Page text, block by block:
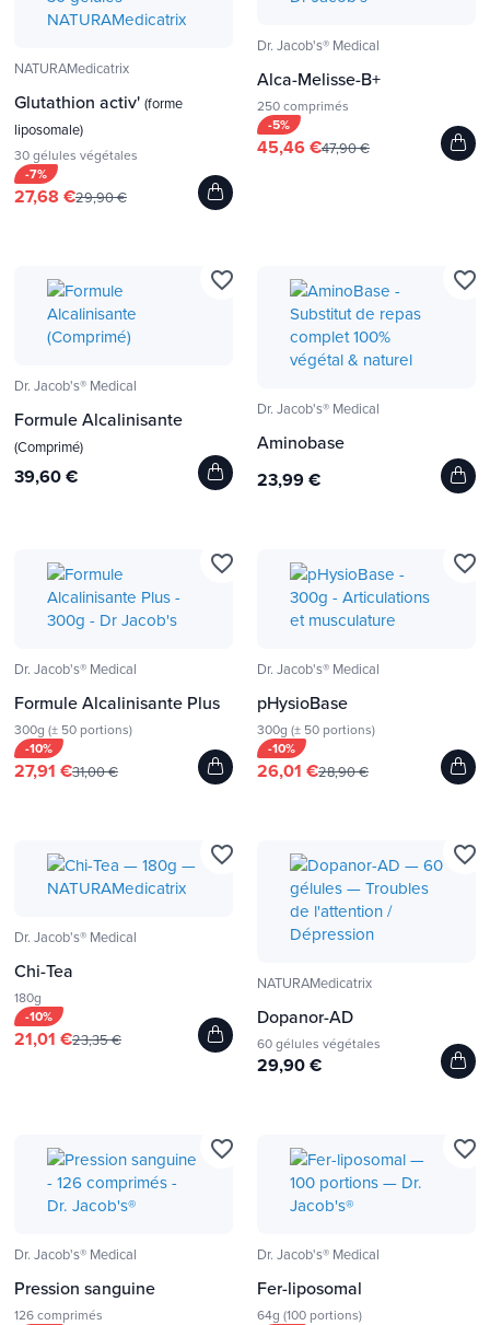
NATURAMedicatrix
Glutathion activ' (forme
liposomale)
30 gélules végétales
-7%
27,68 €29,90 €
Dr. Jacob's® Medical
Alca-Melisse-B+
250 comprimés
-5%
45,46 €47,90 €
Dr. Jacob's® Medical
Formule Alcalinisante
(Comprimé)
39,60 €
favorite_border
Dr. Jacob's® Medical
Aminobase
23,99 €
favorite_border
Dr. Jacob's® Medical
Formule Alcalinisante Plus
300g (± 50 portions)
-10%
27,91 €31,00 €
favorite_border
Dr. Jacob's® Medical
pHysioBase
300g (± 50 portions)
-10%
26,01 €28,90 €
favorite_border
Dr. Jacob's® Medical
Chi-Tea
180g
-10%
21,01 €23,35 €
favorite_border
NATURAMedicatrix
Dopanor-AD
60 gélules végétales
29,90 €
favorite_border
Dr. Jacob's® Medical
Pression sanguine
126 comprimés
favorite_border
Dr. Jacob's® Medical
Fer-liposomal
64g (100 portions)
favorite_border